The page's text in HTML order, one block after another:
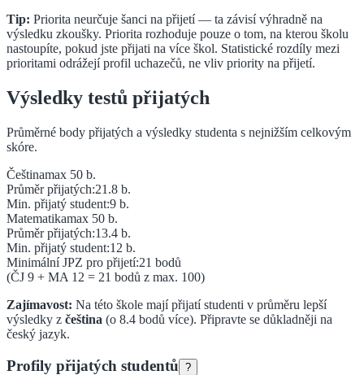
Tip: Priorita neurčuje šanci na přijetí — ta závisí výhradně na
výsledku zkoušky. Priorita rozhoduje pouze o tom, na kterou školu
nastoupíte, pokud jste přijati na více škol. Statistické rozdíly mezi
prioritami odrážejí profil uchazečů, ne vliv priority na přijetí.
Výsledky testů přijatých
Průměrné body přijatých a výsledky studenta s nejnižším celkovým
skóre.
Češtinamax 50 b.
Průměr přijatých:21.8 b.
Min. přijatý student:9 b.
Matematikamax 50 b.
Průměr přijatých:13.4 b.
Min. přijatý student:12 b.
Minimální JPZ pro přijetí:21 bodů
(ČJ 9 + MA 12 = 21 bodů z max. 100)
Zajímavost: Na této škole mají přijatí studenti v průměru lepší
výsledky z čeština (o 8.4 bodů více). Připravte se důkladněji na
český jazyk.
Profily přijatých studentů ?